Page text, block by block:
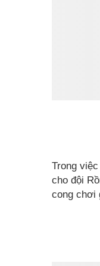
Trong
cho đội
cong chơi